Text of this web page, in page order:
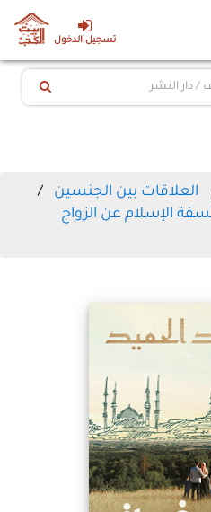
تسجيل الدخول
العلاقات بين الجنسين
الإسلام عن الزواج